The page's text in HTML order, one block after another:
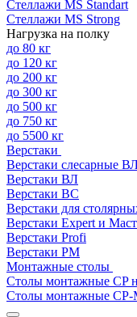
Стеллажи MS Standart
Стеллажи MS Strong
Нагрузка на полку
до 80 кг
до 120 кг
до 200 кг
до 300 кг
до 500 кг
до 750 кг
до 5500 кг
Верстаки
Верстаки слесарные
Верстаки ВЛ
Верстаки ВС
Верстаки для
Верстаки Expert и
Верстаки Profi
Верстаки РМ
Монтажные столы
Столы монтажные СP
Столы монтажные СР-